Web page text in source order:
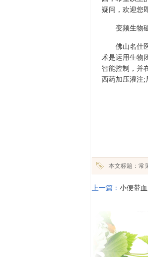
疑问，欢迎您
变频生物磁
佛山名仕
术是运用生物
智能控制，并
西药加压灌注;
本文标题：常
上一篇： 小便带